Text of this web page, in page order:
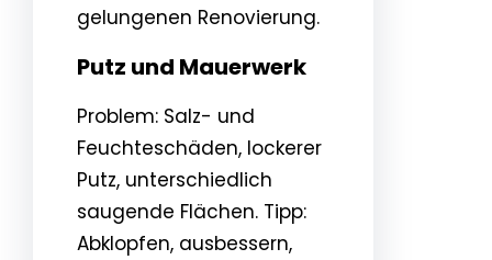
gelungenen Renovierung.
Putz und Mauerwerk
Problem: Salz- und
Feuchteschäden, lockerer
Putz, unterschiedlich
saugende Flächen. Tipp:
Abklopfen, ausbessern,